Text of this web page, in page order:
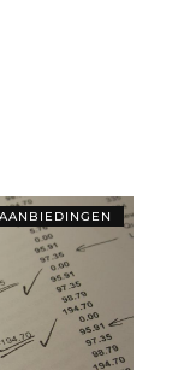
AANBIEDINGEN